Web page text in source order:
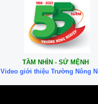
TẦM NHÌN - SỨ MỆNH
Video giới thiệu Trường Nông